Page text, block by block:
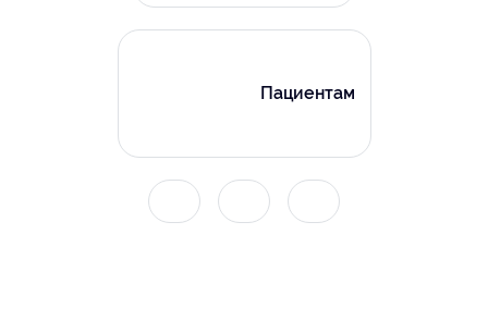
Пациентам